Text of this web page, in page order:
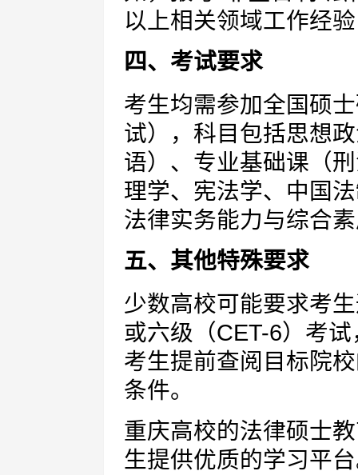
以上相关领域工作经
四、考试要求
考生均需参加全国硕
试），科目包括思想
语）、专业基础课（
理学、宪法学、中国
法律实务能力与综合
五、其他特殊要求
少数高校可能要求考
或六级（CET-6）考
考生提前查阅目标院
条件。
重庆高校的法律硕士
生提供优质的学习平